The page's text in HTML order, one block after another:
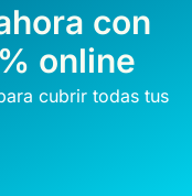
con
online
cubrir todas tus